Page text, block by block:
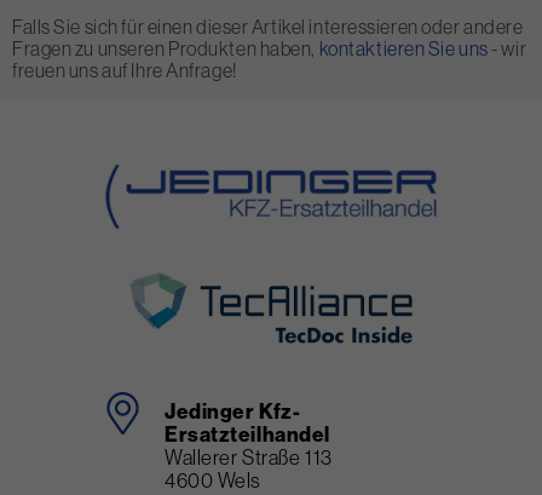
Falls Sie sich für einen dieser Artikel interessieren oder andere
Fragen zu unseren Produkten haben, kontaktieren Sie uns- wir
freuen uns auf Ihre Anfrage!
Jedinger Kfz-
Ersatzteilhandel
Wallerer Straße 113
4600 Wels